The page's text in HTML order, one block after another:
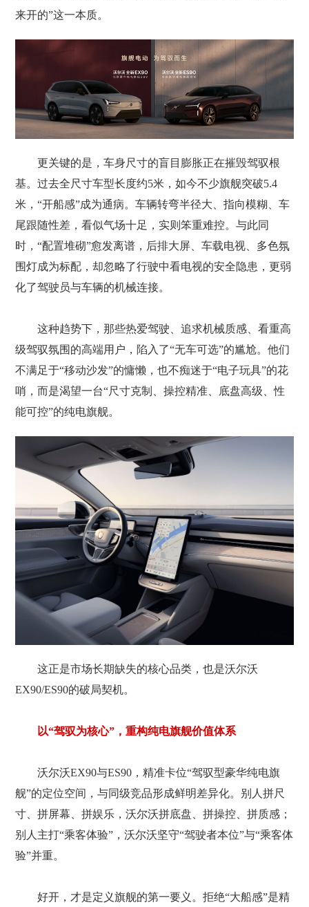
来开的”这一本质。
更关键的是，车身尺寸的盲目膨胀正在摧毁驾驭根
基。过去全尺寸车型长度约5米，如今不少旗舰突破5.4
米，“开船感”成为通病。车辆转弯半径大、指向模糊、车
尾跟随性差，看似气场十足，实则笨重难控。与此同
时，“配置堆砌”愈发离谱，后排大屏、车载电视、多色氛
围灯成为标配，却忽略了行驶中看电视的安全隐患，更弱
化了驾驶员与车辆的机械连接。
这种趋势下，那些热爱驾驶、追求机械质感、看重高
级驾驭氛围的高端用户，陷入了“无车可选”的尴尬。他们
不满足于“移动沙发”的慵懒，也不痴迷于“电子玩具”的花
哨，而是渴望一台“尺寸克制、操控精准、底盘高级、性
能可控”的纯电旗舰。
这正是市场长期缺失的核心品类，也是沃尔沃
EX90/ES90的破局契机。
以“驾驭为核心”，重构纯电旗舰价值体系
沃尔沃EX90与ES90，精准卡位“驾驭型豪华纯电旗
舰”的定位空间，与同级竞品形成鲜明差异化。别人拼尺
寸、拼屏幕、拼娱乐，沃尔沃拼底盘、拼操控、拼质感；
别人主打“乘客体验”，沃尔沃坚守“驾驶者本位”与“乘客体
验”并重。
好开，才是定义旗舰的第一要义。拒绝“大船感”是精